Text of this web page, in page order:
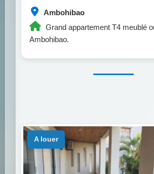
Ambohibao
Grand appartement T4 meublé
Ambohibao.
a louer